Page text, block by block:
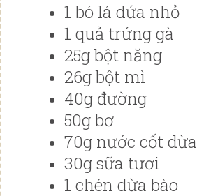
1 bó lá dứa nhỏ
1 quả trứng gà
25g bột năng
26g bột mì
40g đường
50g bơ
70g nước cốt dừa
30g sữa tươi
1 chén dừa bào